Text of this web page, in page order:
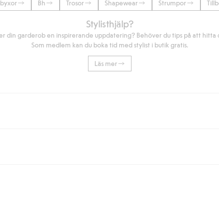
Bh Trosor Shapewear Strumpor
Stylisthjälp?
din garderob en inspirerande uppdatering? Behöver du tips på att hitta
Som medlem kan du boka tid med stylist i butik gratis.
Läs mer
du handlar för över 500kr med leverans till ombud eller paketbox